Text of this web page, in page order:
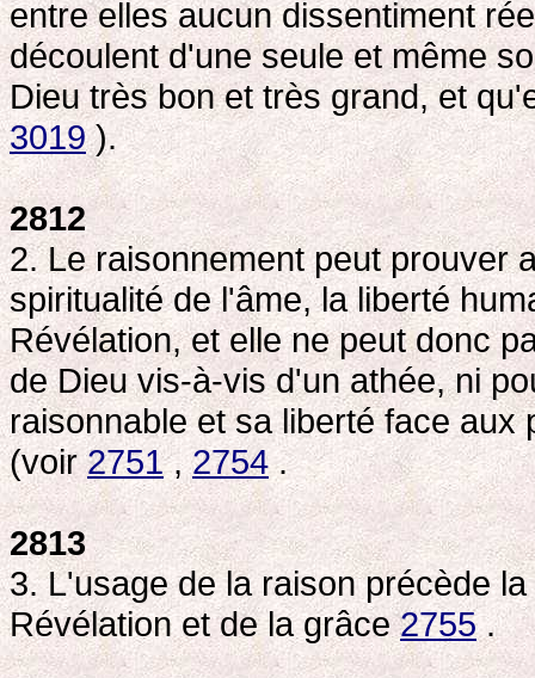
entre elles aucun dissentiment
découlent d'une seule et même
Dieu très bon et très grand, et
3019).
2812
2. Le raisonnement peut prouver
spiritualité de l'âme, la liberté
Révélation, et elle ne peut donc
de Dieu vis-à-vis d'un athée, ni
raisonnable et sa liberté face
(voir2751,2754.
2813
3. L'usage de la raison précède
Révélation et de la grâce2755.